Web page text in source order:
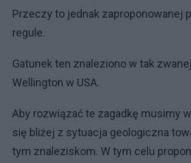
Przeczy to jednak zaproponowanej
regule.
Gatunek ten znaleziono w tak
Wellington w USA.
Aby rozwiązać te zagadkę musimy
się bliżej z sytuacja geologiczna
tym znaleziskom. W tym celu